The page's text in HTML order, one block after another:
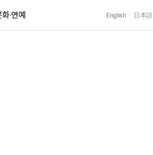
·연예 English 日本語